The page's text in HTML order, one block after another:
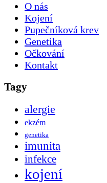
O nás
Kojení
Pupečníková krev
Genetika
Očkování
Kontakt
Tagy
alergie
ekzém
genetika
imunita
infekce
kojení